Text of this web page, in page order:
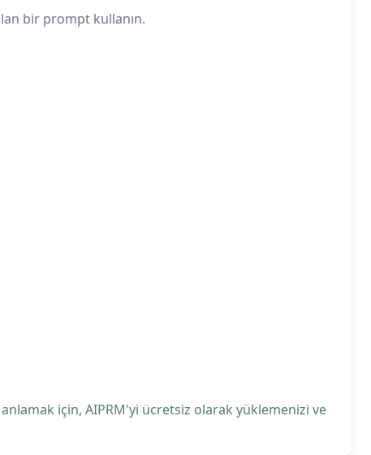
bir prompt kullanın.
için, AIPRM'yi ücretsiz olarak yüklemenizi ve